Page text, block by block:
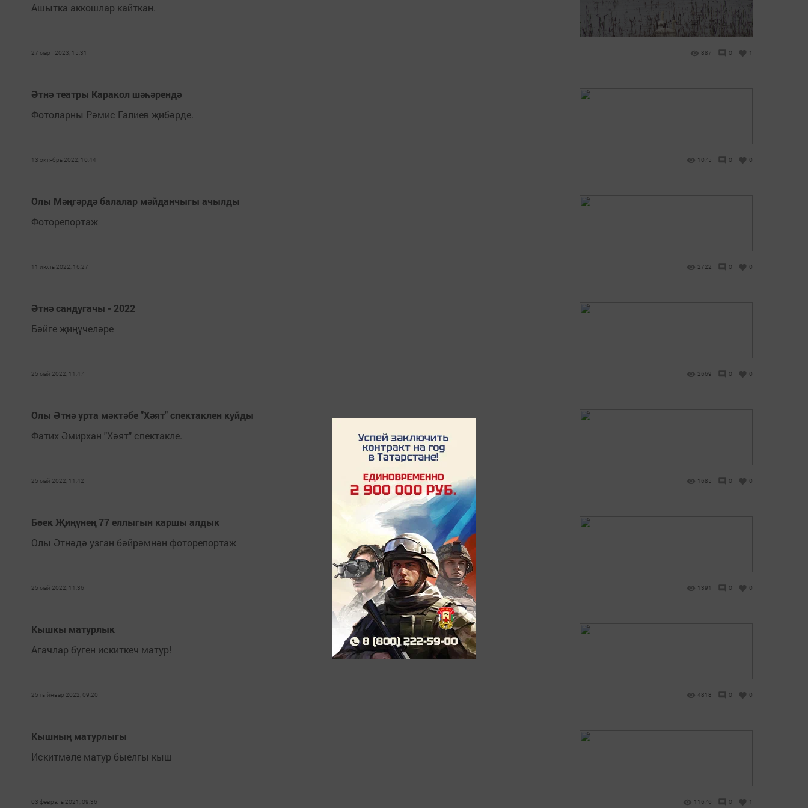
Ашытка аккошлар кайткан.
27 март 2023, 15:31 887 0 1
Әтнә театры Каракол шәһәрендә
Фотоларны Рәмис Галиев җибәрде.
13 октябрь 2022, 10:44 1075 0 0
Олы Мәңгәрдә балалар мәйданчыгы ачылды
Фоторепортаж
11 июль 2022, 16:27 2722 0 0
Әтнә сандугачы - 2022
Бәйге җиңүчеләре
25 май 2022, 11:47 2669 0 0
Олы Әтнә урта мәктәбе "Хәят" спектаклен куйды
Фатих Әмирхан "Хәят" спектакле.
25 май 2022, 11:42 1685 0 0
Бөек Җиңүнең 77 еллыгын каршы алдык
Олы Әтнәдә узган бәйрәмнән фоторепортаж
25 май 2022, 11:36 1391 0 0
Кышкы матурлык
Агачлар бүген искиткеч матур!
25 гыйнвар 2022, 09:20 4818 0 0
Кышның матурлыгы
Искитмәле матур быелгы кыш
03 февраль 2021, 09:36 11676 0 1